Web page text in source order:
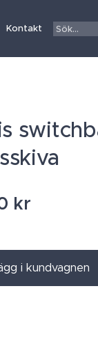
Kontakt
kr
i kundvagnen